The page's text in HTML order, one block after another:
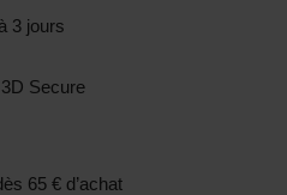
3 jours
Secure
65 € d’achat